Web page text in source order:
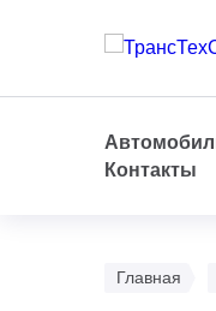
Контакты
Главная